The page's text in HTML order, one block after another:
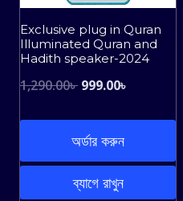
Exclusive plug in Quran
Illuminated Quran and
Hadith speaker-2024
1,290.00৳ Original
was:
1,290.00৳ .
999.00৳
999.00৳ .
অর্ডার করুন
ব্যাগে রাখুন